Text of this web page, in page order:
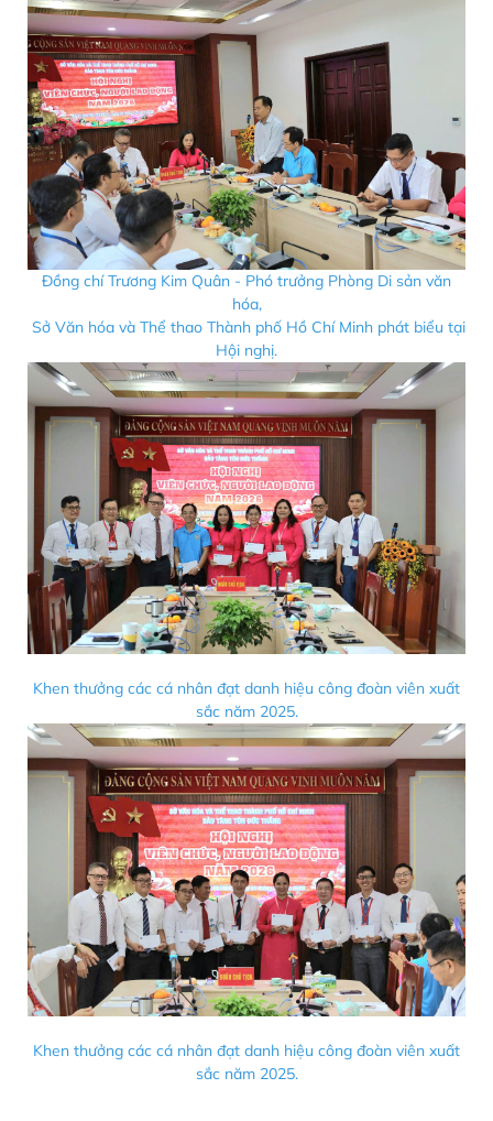
Đồng chí Trương Kim Quân - Phó trưởng Phòng Di sản văn
hóa,
Sở Văn hóa và Thể thao Thành phố Hồ Chí Minh phát biểu tại
Hội nghị.
Khen thưởng các cá nhân đạt danh hiệu công đoàn viên xuất
sắc năm 2025.
Khen thưởng các cá nhân đạt danh hiệu công đoàn viên xuất
sắc năm 2025.